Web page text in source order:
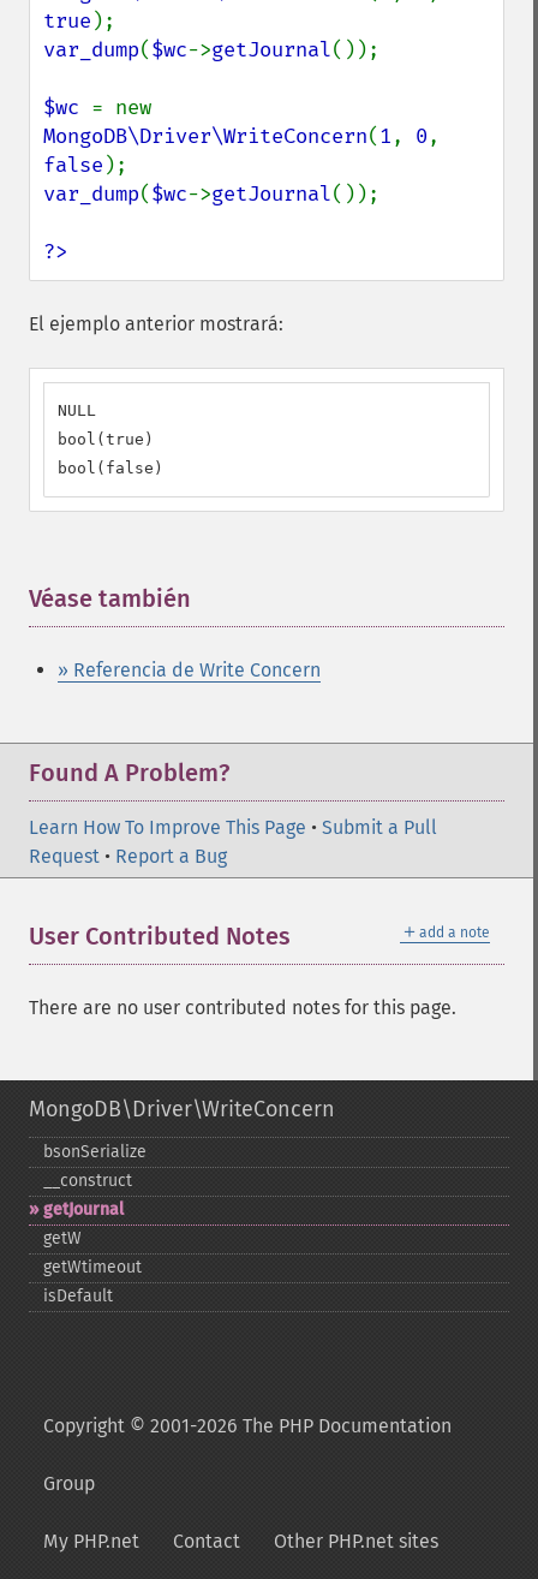
true
var_dump($wc->getJournal());
$wc
MongoDB\Driver\WriteConcern(1, 0
false
var_dump($wc->getJournal());
?>
El ejemplo anterior mostrará:
NULL
bool(true)
bool(false)
Véase también
» Referencia de Write Concern
Found A Problem?
Learn How To Improve This Page • Submit a Pull
Request • Report a Bug
＋ add a note
User Contributed Notes
There are no user contributed notes for this page.
MongoDB\Driver\WriteConcern
bsonSerialize
_​_​construct
getJournal
getW
getWtimeout
isDefault
Copyright © 2001-2026 The PHP Documentation
Group
My PHP.net Contact Other PHP.net sites